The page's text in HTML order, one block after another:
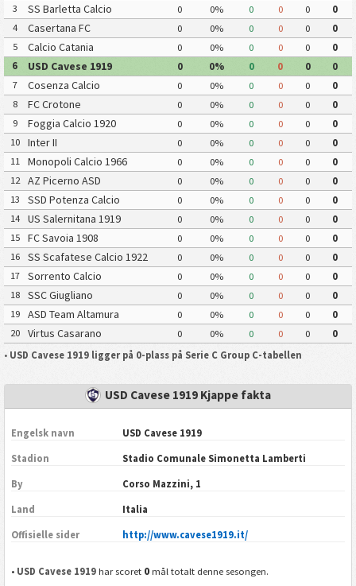
3
SS Barletta Calcio 0 0% 0 0 0
0
4
Casertana FC 0 0% 0 0 0
0
5
Calcio Catania 0 0% 0 0 0
0
6
USD Cavese 1919 0 0% 0 0 0
0
7
Cosenza Calcio 0 0% 0 0 0
0
8
FC Crotone 0 0% 0 0 0
0
9
Foggia Calcio 1920 0 0% 0 0 0
0
10
Inter II 0 0% 0 0 0
0
11
Monopoli Calcio 1966 0 0% 0 0 0
0
12
AZ Picerno ASD 0 0% 0 0 0
0
13
SSD Potenza Calcio 0 0% 0 0 0
0
14
US Salernitana 1919 0 0% 0 0 0
0
15
FC Savoia 1908 0 0% 0 0 0
0
16
SS Scafatese Calcio 1922 0 0% 0 0 0
0
17
Sorrento Calcio 0 0% 0 0 0
0
18
SSC Giugliano 0 0% 0 0 0
0
19
ASD Team Altamura 0 0% 0 0 0
0
20
Virtus Casarano 0 0% 0 0 0
0
• USD Cavese 1919 ligger på 0-plass på Serie C Group C-tabellen
USD Cavese 1919 Kjappe fakta
Engelsk navn USD Cavese 1919
Stadion Stadio Comunale Simonetta Lamberti
By Corso Mazzini, 1
Land Italia
Offisielle sider http://www.cavese1919.it/
• USD Cavese 1919 har scoret 0 mål totalt denne sesongen.